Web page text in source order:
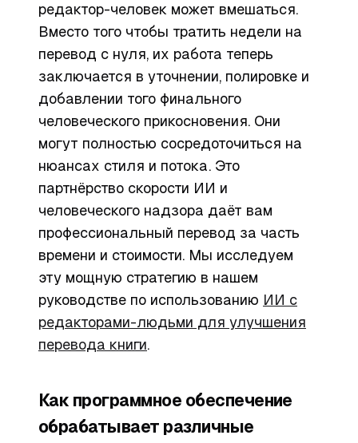
редактор-человек может вмешаться.
Вместо того чтобы тратить недели на
перевод с нуля, их работа теперь
заключается в уточнении, полировке и
добавлении того финального
человеческого прикосновения. Они
могут полностью сосредоточиться на
нюансах стиля и потока. Это
партнёрство скорости ИИ и
человеческого надзора даёт вам
профессиональный перевод за часть
времени и стоимости. Мы исследуем
эту мощную стратегию в нашем
руководстве по использованию ИИ с
редакторами-людьми для улучшения
перевода книги.
Как программное обеспечение
обрабатывает различные